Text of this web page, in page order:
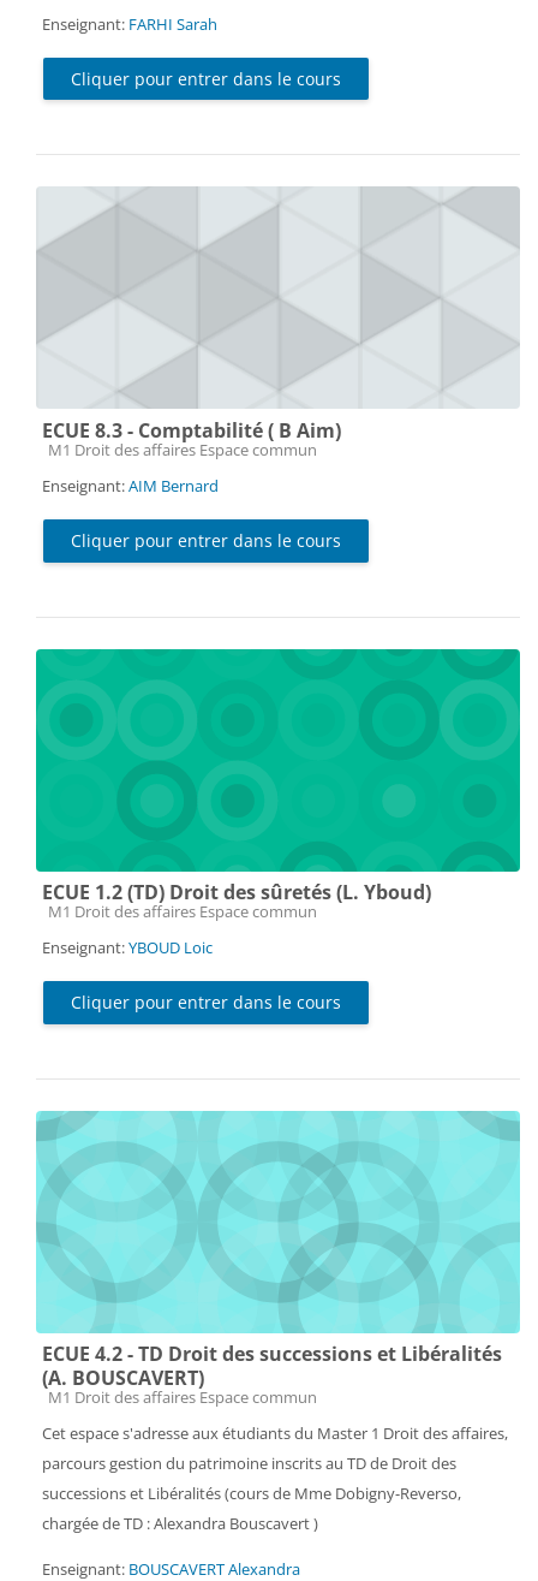
Enseignant: FARHI Sarah
Cliquer pour entrer dans le cours
ECUE 8.3 - Comptabilité ( B Aim)
Catégorie de cours
M1 Droit des affaires Espace commun
Enseignant:AIM Bernard
Cliquer pour entrer dans le cours
ECUE 1.2 (TD) Droit des sûretés (L. Yboud)
Catégorie de cours
M1 Droit des affaires Espace commun
Enseignant:YBOUD Loic
Cliquer pour entrer dans le cours
ECUE 4.2 - TD Droit des successions et Libéralités
(A. BOUSCAVERT)
Catégorie de cours
M1 Droit des affaires Espace commun
Cet espace s'adresse aux étudiants du Master 1 Droit des affaires,
parcours gestion du patrimoine inscrits au TD de Droit des
successions et Libéralités (cours de Mme Dobigny-Reverso,
chargée de TD : Alexandra Bouscavert )
Enseignant: BOUSCAVERT Alexandra